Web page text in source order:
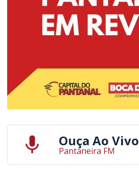
Ouça Ao Vivo
Pantaneira FM